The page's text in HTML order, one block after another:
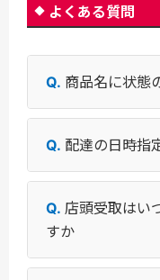
よくある質問
商品名に状態
配達の日時指
店頭受取はい
すか